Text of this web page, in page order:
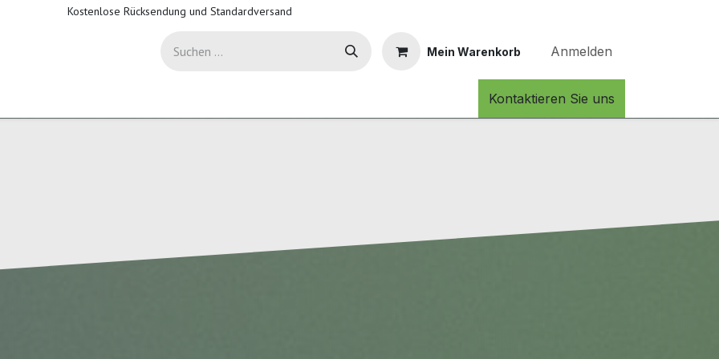
Kostenlose Rücksendung und Standardversand
Mein Warenkorb Anmelden
Kontaktieren Sie uns